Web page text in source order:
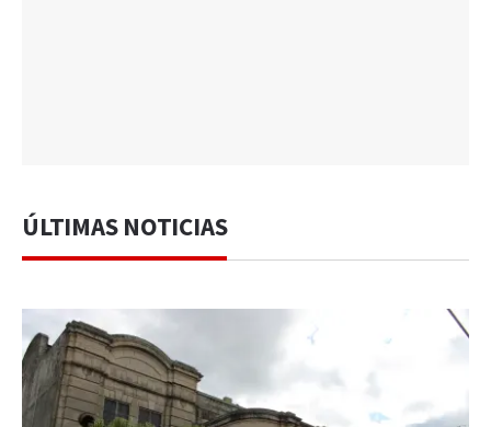
ÚLTIMAS NOTICIAS